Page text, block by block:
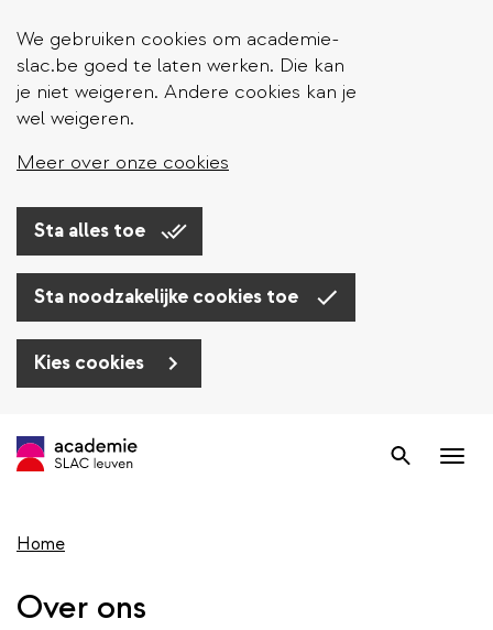
We gebruiken cookies om academie-
slac.be goed te laten werken. Die kan
je niet weigeren. Andere cookies kan je
wel weigeren.
Meer over onze cookies
Sta alles toe
Sta noodzakelijke cookies toe
Kies cookies
en
inhoud
Zoek
Home
Over ons